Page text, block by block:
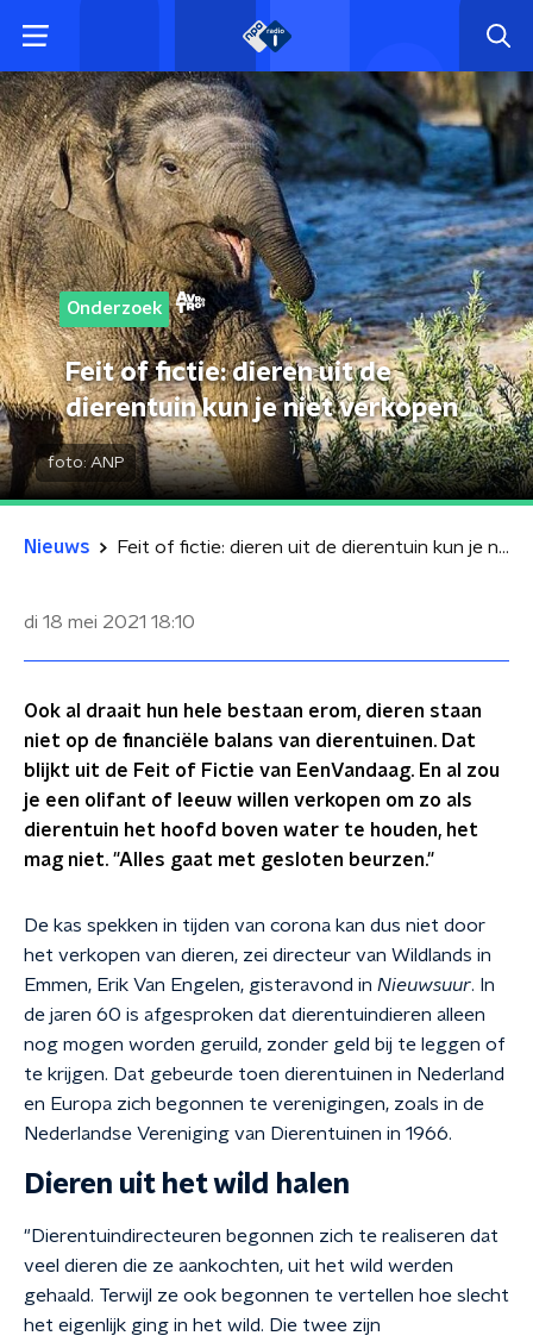
Onderzoek
Feit of fictie: dieren uit de
dierentuin kun je niet verkopen
foto:ANP
Nieuws Feit of fictie: dieren uit de dierentuin kun je niet verkopen
di 18 mei 2021 18:10
Ook al draait hun hele bestaan erom, dieren staan
niet op de financiële balans van dierentuinen. Dat
blijkt uit de Feit of Fictie van EenVandaag. En al zou
je een olifant of leeuw willen verkopen om zo als
dierentuin het hoofd boven water te houden, het
mag niet. "Alles gaat met gesloten beurzen."
De kas spekken in tijden van corona kan dus niet door
het verkopen van dieren, zei directeur van Wildlands in
Emmen, Erik Van Engelen, gisteravond in Nieuwsuur. In
de jaren 60 is afgesproken dat dierentuindieren alleen
nog mogen worden geruild, zonder geld bij te leggen of
te krijgen. Dat gebeurde toen dierentuinen in Nederland
en Europa zich begonnen te verenigingen, zoals in de
Nederlandse Vereniging van Dierentuinen in 1966.
Dieren uit het wild halen
"Dierentuindirecteuren begonnen zich te realiseren dat
veel dieren die ze aankochten, uit het wild werden
gehaald. Terwijl ze ook begonnen te vertellen hoe slecht
het eigenlijk ging in het wild. Die twee zijn